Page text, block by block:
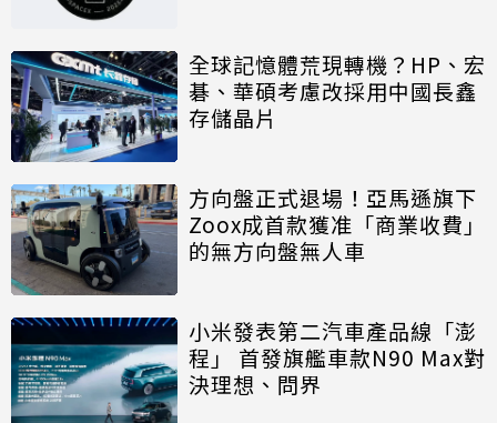
全球記憶體荒現轉機？HP、宏
碁、華碩考慮改採用中國長鑫
存儲晶片
方向盤正式退場！亞馬遜旗下
Zoox成首款獲准「商業收費」
的無方向盤無人車
小米發表第二汽車產品線「澎
程」 首發旗艦車款N90 Max對
決理想、問界